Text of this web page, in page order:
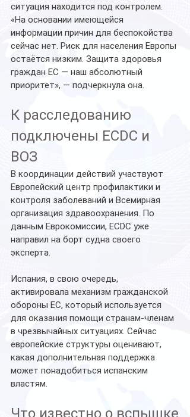
ситуация находится под контролем.
«На основании имеющейся
информации причин для беспокойства
сейчас нет. Риск для населения Европы
остаётся низким. Защита здоровья
граждан ЕС — наш абсолютный
приоритет», — подчеркнула она.
К расследованию
подключены ECDC и
ВОЗ
В координации действий участвуют
Европейский центр профилактики и
контроля заболеваний и Всемирная
организация здравоохранения. По
данным Еврокомиссии, ECDC уже
направил на борт судна своего
эксперта.
Испания, в свою очередь,
активировала механизм гражданской
обороны ЕС, который используется
для оказания помощи странам-членам
в чрезвычайных ситуациях. Сейчас
европейские структуры оценивают,
какая дополнительная поддержка
может понадобиться испанским
властям.
Что известно о вспышке